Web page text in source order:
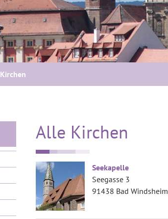
Kirchen
Alle Kirchen
Seekapelle
Seegasse 3
91438 Bad Windsheim